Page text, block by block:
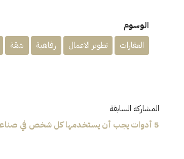
الوسوم
العقارات
تطوير الاعمال رفاهية شقة
المشاركة السابقة
5 أدوات يجب أن يستخدمها كل شخص في صناعة العقارات